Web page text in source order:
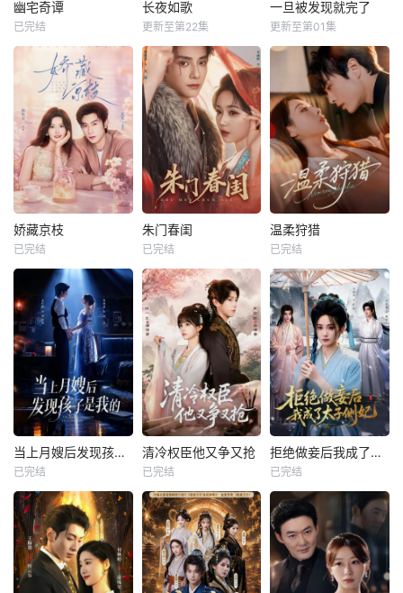
幽宅奇谭
已完结
长夜如歌
更新至第22集
一旦被发现就完了
更新至第01集
娇藏京枝
已完结
朱门春闺
已完结
温柔狩猎
已完结
当上月嫂后发现孩子是我的
已完结
清冷权臣他又争又抢
已完结
拒绝做妾后我成了太子侧妃
已完结